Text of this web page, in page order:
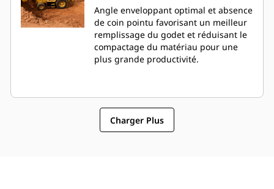
Angle enveloppant optimal et absence
de coin pointu favorisant un meilleur
remplissage du godet et réduisant le
compactage du matériau pour une
plus grande productivité.
Charger Plus